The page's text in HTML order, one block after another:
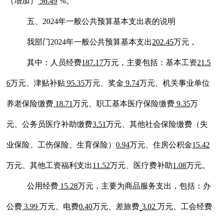
五、 2024年一般公共预算基本支出表的说明
我部门2024年一般公共预算基本支出202.45万元，
其中：人员经费187.17万元，主要包括：基本工资21.5
6万元、津贴补贴 95.35万元、奖金 9.74万元、机关事业单位
养老保险缴费 18.71万元、职工基本医疗保险缴费 9.35万
元、公务员医疗补助缴费3.51万元、其他社会保险缴费 （失
业保险 工伤保险 、生育保险）0.94万元、住房公积金15.42
万元、其他工资福利支出11.52万元、 医疗费补助1.08万元。
公用经费 15.28万元，主要为商品服务支出，包括： 办
公费 3.99 万元、 电费0.40万元、 差旅费 3.02万元 工会经费